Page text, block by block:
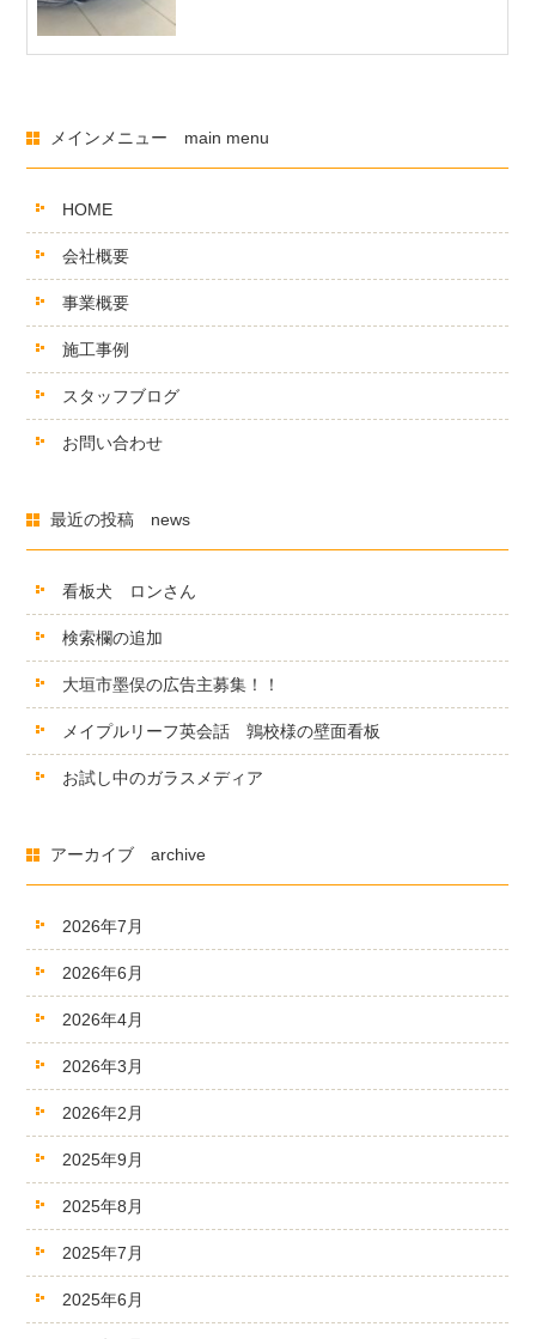
メインメニュー main menu
HOME
会社概要
事業概要
施工事例
スタッフブログ
お問い合わせ
最近の投稿 news
看板犬 ロンさん
検索欄の追加
大垣市墨俣の広告主募集！！
メイプルリーフ英会話 鶉校様の壁面看板
お試し中のガラスメディア
アーカイブ archive
2026年7月
2026年6月
2026年4月
2026年3月
2026年2月
2025年9月
2025年8月
2025年7月
2025年6月